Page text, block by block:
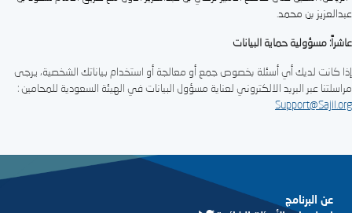
عبدالعزيز بن محمد.
عاشراً: مسؤولية حماية البيانات
إذا كانت لديك أي أسئلة بخصوص جمع أو معالجة أو استخدام بياناتك الشخصية، يرجى
مراسلتنا عبر البريد الالكتروني لعناية مسؤول البيانات في الهيئة السعودية للمحامين :
Support@Sajil.org
عن البرنامج